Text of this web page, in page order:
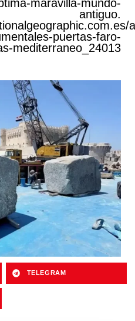
maravilla-mundo-
antiguo.
puertas-faro-
mediterraneo_24013
TELEGRAM